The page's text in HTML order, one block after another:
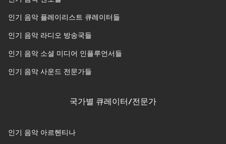
인기 음악 플레이리스트 큐레이터들
인기 음악 라디오 방송국들
인기 음악 소셜 미디어 인플루언서들
인기 음악 사운드 전문가들
국가별 큐레이터/전문가
인기 음악 아르헨티나